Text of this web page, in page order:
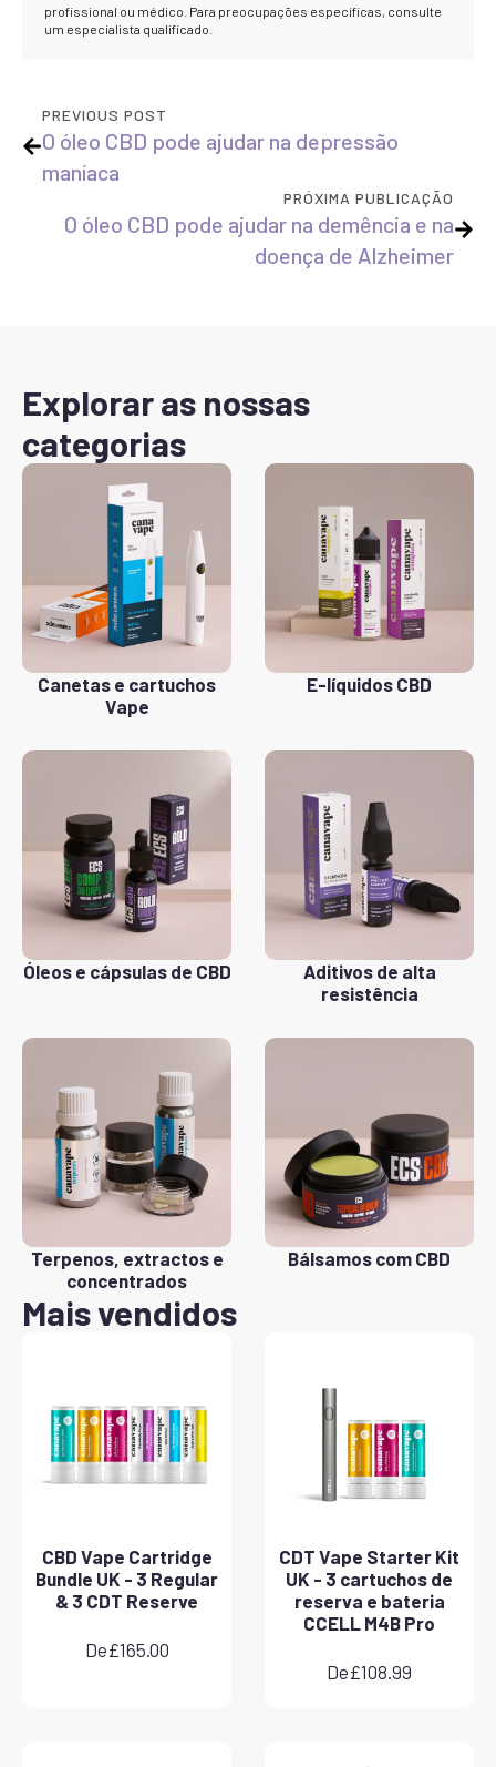
profissional ou médico. Para preocupações específicas, consulte
um especialista qualificado.
PREVIOUS POST
O óleo CBD pode ajudar na depressão
maníaca
PRÓXIMA PUBLICAÇÃO
O óleo CBD pode ajudar na demência e na
doença de Alzheimer
Explorar as nossas
categorias
Canetas e cartuchos
Vape
E-líquidos CBD
Óleos e cápsulas de CBD
Aditivos de alta
resistência
Terpenos, extractos e
concentrados
Bálsamos com CBD
Mais vendidos
CBD Vape Cartridge
Bundle UK - 3 Regular
& 3 CDT Reserve
De£165.00
CDT Vape Starter Kit
UK - 3 cartuchos de
reserva e bateria
CCELL M4B Pro
De£108.99